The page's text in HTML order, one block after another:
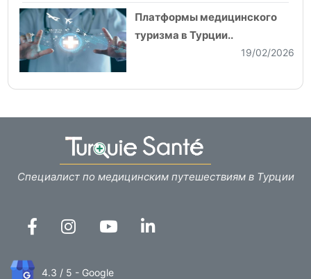
Платформы медицинского
туризма в Турции..
19/02/2026
Специалист по медицинским путешествиям в Турции
4.3 / 5 - Google